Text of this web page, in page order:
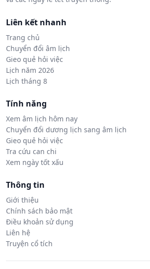
Liên kết nhanh
Trang chủ
Chuyển đổi âm lịch
Gieo quẻ hỏi việc
Lịch năm 2026
Lịch tháng 8
Tính năng
Xem âm lịch hôm nay
Chuyển đổi dương lịch sang âm lịch
Gieo quẻ hỏi việc
Tra cứu can chi
Xem ngày tốt xấu
Thông tin
Giới thiệu
Chính sách bảo mật
Điều khoản sử dụng
Liên hệ
Truyện cổ tích